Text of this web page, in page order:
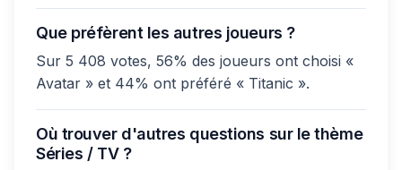
Que préfèrent les autres joueurs ?
Sur 5 408 votes, 56% des joueurs ont choisi «
Avatar » et 44% ont préféré « Titanic ».
Où trouver d'autres questions sur le thème
Séries / TV ?